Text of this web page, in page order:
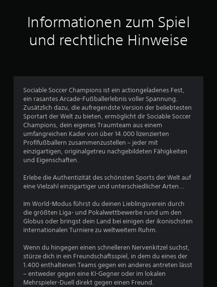
u
s
1
B
w
r
t
u
n
g
Informationen zum Spiel
und rechtliche Hinweise
Sociable Soccer Champions ist ein actiongeladenes Fest,
ein rasantes Arcade-Fußballerlebnis voller Spannung.
Zusätzlich dazu, die aufregendste Version der beliebtesten
Sportart der Welt zu bieten, ermöglicht dir Sociable Soccer
Champions, dein eigenes Traumteam aus einem
umfangreichen Kader von über 14.000 lizenzierten
Profifußballern zusammenzustellen – jeder mit
einzigartigen, originalgetreu nachgebildeten Fähigkeiten
und Eigenschaften.
Erlebe die Authentizität des schönsten Sports der Welt auf
eine Vielzahl einzigartiger und unterschiedlicher Arten...
Im World-Modus führst du deinen Lieblingsverein durch
die größten Liga- und Pokalwettbewerbe rund um den
Globus oder bringst dein Land bei einigen der ikonischsten
internationalen Turniere zu weltweitem Ruhm.
Wenn du hingegen einen schnelleren Nervenkitzel suchst,
stürze dich in ein Freundschaftsspiel, in dem du eines der
1.400 enthaltenen Teams gegen ein anderes antreten lässt
– entweder gegen eine KI-Gegner oder im lokalen
Mehrspieler-Duell direkt gegen einen Freund.